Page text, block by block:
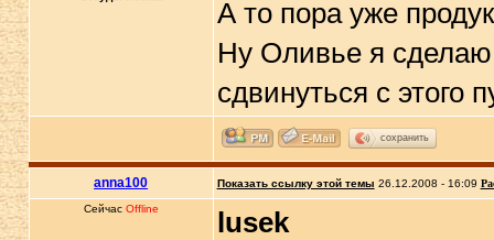
А то пора уже
Ну Оливье я
сдвинуться с этого
сохранить
anna100 Показать ссылку этой темы 26.12.2008 - 16:09
Сейчас Offline
lusek